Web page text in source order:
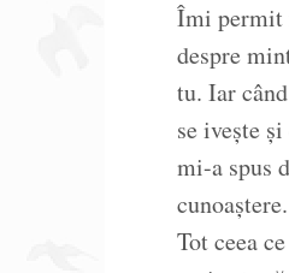
Îmi permit
despre
tu. Iar
se ivește
mi-a spus
cunoaștere.
Tot ceea